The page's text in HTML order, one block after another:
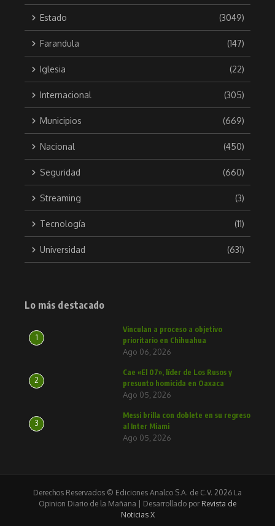
Estado (3049)
Farandula (147)
Iglesia (22)
Internacional (305)
Municipios (669)
Nacional (450)
Seguridad (660)
Streaming (3)
Tecnología (11)
Universidad (631)
Lo más destacado
1
Vinculan a proceso a objetivo
prioritario en Chihuahua
Ago 06, 2026
2
Cae «El 07», líder de Los Rusos y
presunto homicida en Oaxaca
Ago 05, 2026
3
Messi brilla con doblete en su regreso
al Inter Miami
Ago 05, 2026
Derechos Reservados © Ediciones Analco S.A. de C.V. 2026 La
Opinion Diario de la Mañana | Desarrollado por Revista de
Noticias X